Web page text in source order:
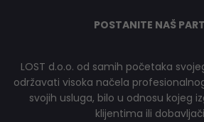
POSTANITE NAŠ
LOST d.o.o. od samih početaka
održavati visoka načela
svojih usluga, bilo u odnosu kojeg
klijentima ili